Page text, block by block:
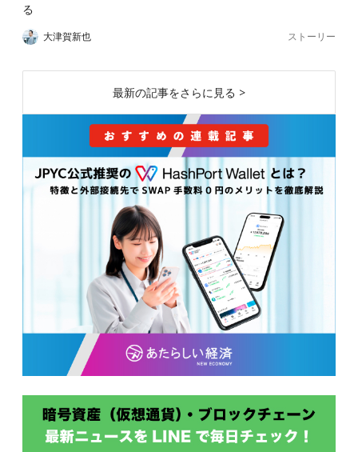
る
大津賀新也 ストーリー
最新の記事をさらに見る >